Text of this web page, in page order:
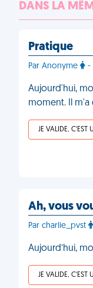
DANS LA
Pratique
Par Anonyme -
Aujourd'hui,
moment. Il
JE VALIDE, C'EST
Ah, vous
Par charlie_pvst
Aujourd’hui,
JE VALIDE, C'EST